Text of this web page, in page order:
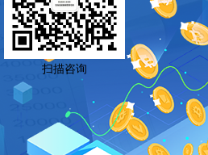
扫描咨询